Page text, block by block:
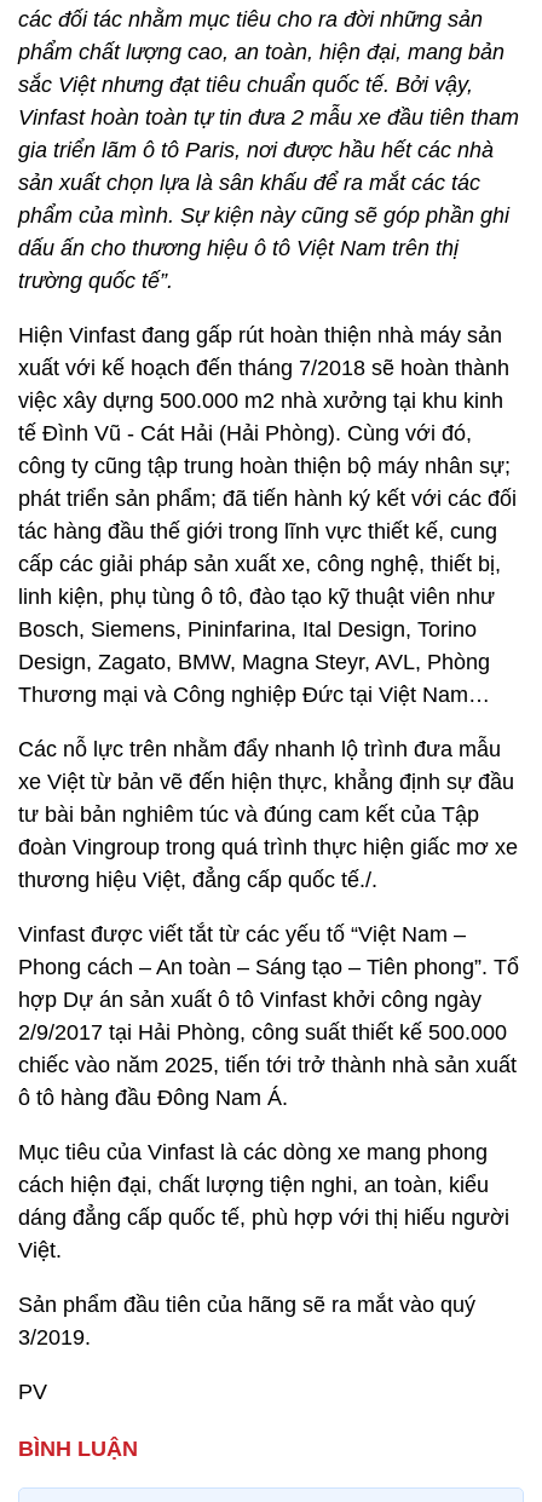
các đối tác nhằm mục tiêu cho ra đời những sản
phẩm chất lượng cao, an toàn, hiện đại, mang bản
sắc Việt nhưng đạt tiêu chuẩn quốc tế. Bởi vậy,
Vinfast hoàn toàn tự tin đưa 2 mẫu xe đầu tiên tham
gia triển lãm ô tô Paris, nơi được hầu hết các nhà
sản xuất chọn lựa là sân khấu để ra mắt các tác
phẩm của mình. Sự kiện này cũng sẽ góp phần ghi
dấu ấn cho thương hiệu ô tô Việt Nam trên thị
trường quốc tế”.
Hiện Vinfast đang gấp rút hoàn thiện nhà máy sản
xuất với kế hoạch đến tháng 7/2018 sẽ hoàn thành
việc xây dựng 500.000 m2 nhà xưởng tại khu kinh
tế Đình Vũ - Cát Hải (Hải Phòng). Cùng với đó,
công ty cũng tập trung hoàn thiện bộ máy nhân sự;
phát triển sản phẩm; đã tiến hành ký kết với các đối
tác hàng đầu thế giới trong lĩnh vực thiết kế, cung
cấp các giải pháp sản xuất xe, công nghệ, thiết bị,
linh kiện, phụ tùng ô tô, đào tạo kỹ thuật viên như
Bosch, Siemens, Pininfarina, Ital Design, Torino
Design, Zagato, BMW, Magna Steyr, AVL, Phòng
Thương mại và Công nghiệp Đức tại Việt Nam…
Các nỗ lực trên nhằm đẩy nhanh lộ trình đưa mẫu
xe Việt từ bản vẽ đến hiện thực, khẳng định sự đầu
tư bài bản nghiêm túc và đúng cam kết của Tập
đoàn Vingroup trong quá trình thực hiện giấc mơ xe
thương hiệu Việt, đẳng cấp quốc tế./.
Vinfast được viết tắt từ các yếu tố “Việt Nam –
Phong cách – An toàn – Sáng tạo – Tiên phong”. Tổ
hợp Dự án sản xuất ô tô Vinfast khởi công ngày
2/9/2017 tại Hải Phòng, công suất thiết kế 500.000
chiếc vào năm 2025, tiến tới trở thành nhà sản xuất
ô tô hàng đầu Đông Nam Á.
Mục tiêu của Vinfast là các dòng xe mang phong
cách hiện đại, chất lượng tiện nghi, an toàn, kiểu
dáng đẳng cấp quốc tế, phù hợp với thị hiếu người
Việt.
Sản phẩm đầu tiên của hãng sẽ ra mắt vào quý
3/2019.
PV